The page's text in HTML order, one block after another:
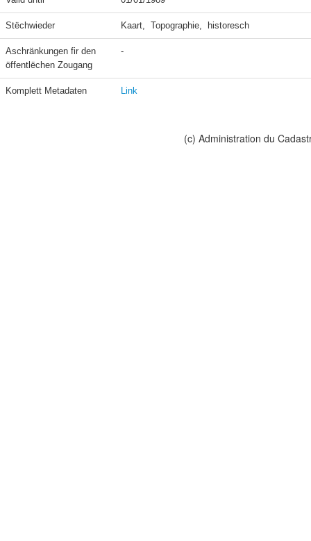
Stëchwieder Kaart,  Topographie,  historesch
Aschränkungen fir den
öffentlëchen Zougang
-
Komplett Metadaten Link
(c) Administration du